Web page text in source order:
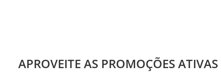
APROVEITE AS PROMOÇÕES ATIVAS